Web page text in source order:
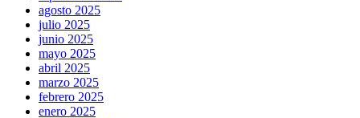
agosto 2025
julio 2025
junio 2025
mayo 2025
abril 2025
marzo 2025
febrero 2025
enero 2025